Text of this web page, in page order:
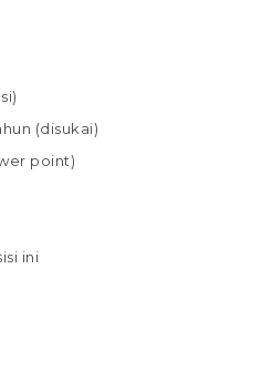
(disukai)
point)
ini